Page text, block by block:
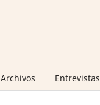
Archivos Entrevistas